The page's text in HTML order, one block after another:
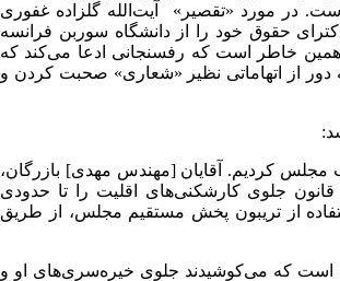
در مورد «تقصیر» آیت‌الله گلزاده غفوری
حقوق خود را از دانشگاه سوربن فرانسه
همین خاطر است که رفسنجانی ادعا می‌کند که
از اتهاماتی نظیر «شعاری» صحبت کردن و
مجلس کردیم. آقایان [مهندس مهدی] بازرگان،
جلوی کارشکنی‌های اقلیت را تا حدودی
از تریبون پخش مستقیم مجلس، از طریق
است که می‌‌کوشیدند جلوی خیره‌سری‌های او و